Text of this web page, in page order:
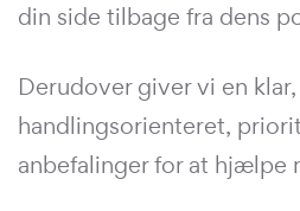
din side tilbage fra dens
Derudover giver vi en klar,
handlingsorienteret,
anbefalinger for at hjælpe